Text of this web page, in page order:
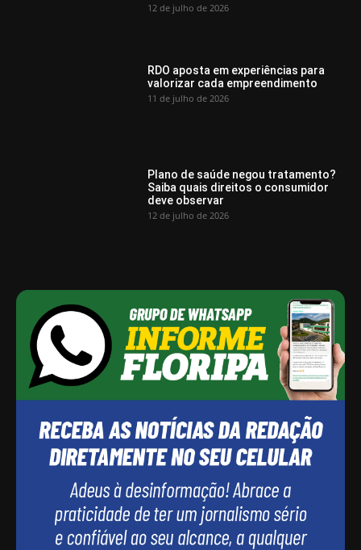
12 de julho de 2026
RDO aposta em experiências para
valorizar cada empreendimento
11 de julho de 2026
Plano de saúde negou tratamento?
Saiba quais direitos o consumidor
deve observar
12 de julho de 2026